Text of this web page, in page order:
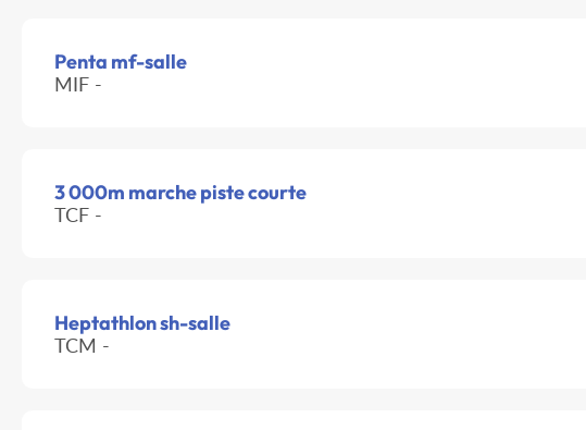
Penta mf-salle
MIF -
3 000m marche piste courte
TCF -
Heptathlon sh-salle
TCM -